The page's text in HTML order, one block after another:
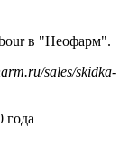
в "Неофарм".
sales/skidka-
года